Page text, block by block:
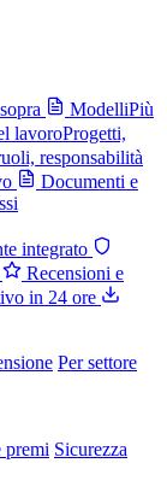
ModelliPiù
lavoroProgetti,
responsabilità
Documenti e
integrato
Recensioni e
in 24 ore
Per settore
premi Sicurezza